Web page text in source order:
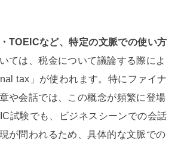
TOEICなど、特定の文脈での使い方
ては、税金について議論する際によ
tax」が使われます。特にファイナ
や会話では、この概念が頻繁に登場
試験でも、ビジネスシーンでの会話
が問われるため、具体的な文脈での